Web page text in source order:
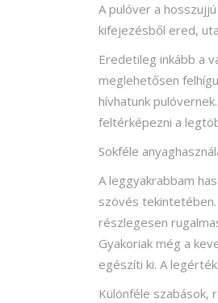
A pulóver a
kifejezésből ered,
Eredetileg inkább a
meglehetősen
hívhatunk
feltérképezni a
Sokféle
A leggyakrabbam
szövés
részlegesen
Gyakoriak még a
egészíti ki. A
Különféle szabások,